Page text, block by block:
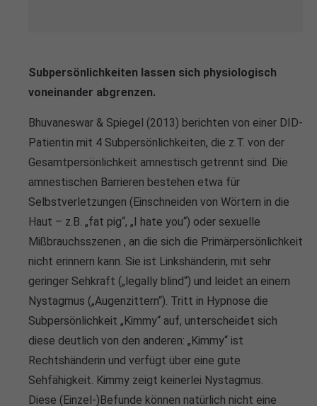
Subpersönlichkeiten lassen sich physiologisch
voneinander abgrenzen.
Bhuvaneswar & Spiegel (2013) berichten von einer DID-
Patientin mit 4 Subpersönlichkeiten, die z.T. von der
Gesamtpersönlichkeit amnestisch getrennt sind. Die
amnestischen Barrieren bestehen etwa für
Selbstverletzungen (Einschneiden von Wörtern in die
Haut – z.B. „fat pig“, „I hate you“) oder sexuelle
Mißbrauchsszenen , an die sich die Primärpersönlichkeit
nicht erinnern kann. Sie ist Linkshänderin, mit sehr
geringer Sehkraft („legally blind“) und leidet an einem
Nystagmus („Augenzittern“). Tritt in Hypnose die
Subpersönlichkeit „Kimmy“ auf, unterscheidet sich
diese deutlich von den anderen: „Kimmy“ ist
Rechtshänderin und verfügt über eine gute
Sehfähigkeit. Kimmy zeigt keinerlei Nystagmus.
Diese (Einzel-)Befunde können natürlich nicht eine